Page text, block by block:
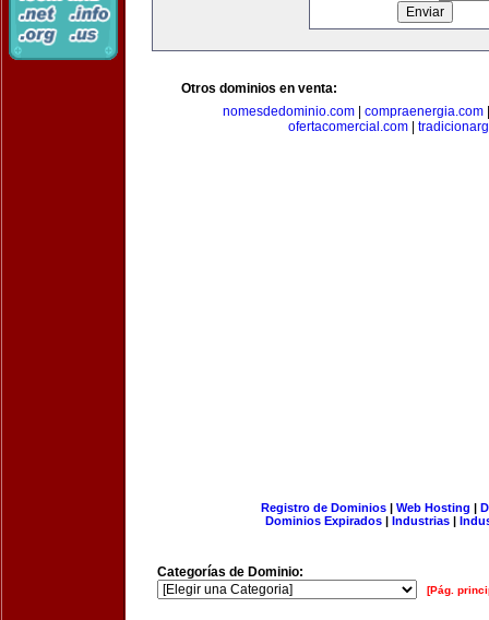
Otros dominios en venta:
nomesdedominio.com| compraenergia.com
ofertacomercial.com
Registro de Dominios| Web Hosting |
Dominios Expirados | Industrias |
Categorías de Dominio:
[Pág.